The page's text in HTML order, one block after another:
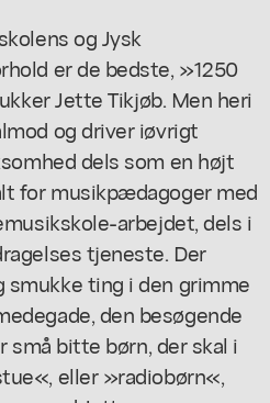
og Jysk
er de bedste, »1250
Jette Tikjøb. Men heri
og driver iøvrigt
dels som en højt
for musikpædagoger med
arbejdet, dels i
tjeneste. Der
ting i den grimme
den besøgende
bitte børn, der skal i
eller »radiobørn«,